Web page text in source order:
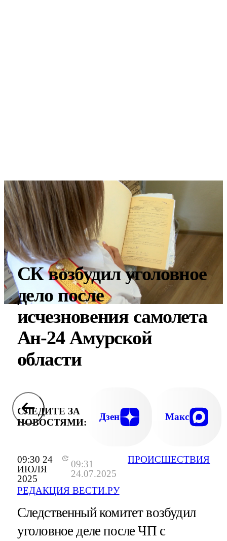
09:30 24
ИЮЛЯ
2025
09:31
24.07.2025
РЕДАКЦИЯ ВЕСТИ.РУ
ПРОИСШЕСТВИЯ
СК возбудил уголовное
дело после
исчезновения самолета
Ан-24 Амурской
области
СЛЕДИТЕ ЗА
НОВОСТЯМИ:
Дзен Макс
Следственный комитет возбудил
уголовное деле после ЧП с